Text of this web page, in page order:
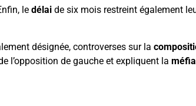
le délai de six mois restreint également
désignée, controverses sur la
l’opposition de gauche et expliquent la